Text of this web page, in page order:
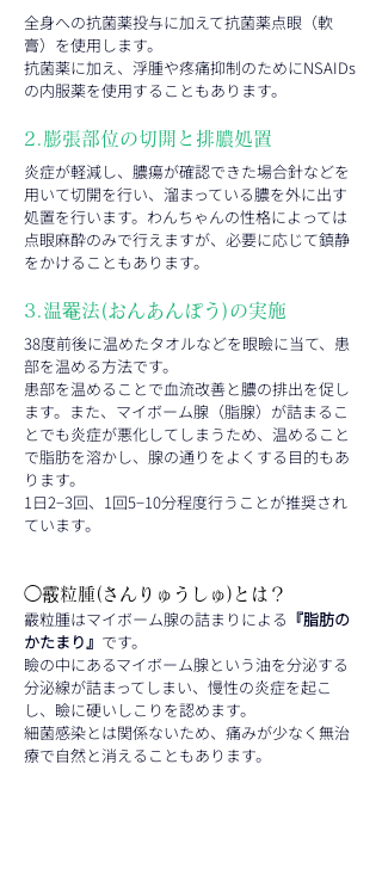
全身への抗菌薬投与に加えて抗菌薬点眼（軟
膏）を使用します。
抗菌薬に加え、浮腫や疼痛抑制のためにNSAIDs
の内服薬を使用することもあります。
2.膨張部位の切開と排膿処置
炎症が軽減し、膿瘍が確認できた場合針などを
用いて切開を行い、溜まっている膿を外に出す
処置を行います。わんちゃんの性格によっては
点眼麻酔のみで行えますが、必要に応じて鎮静
をかけることもあります。
3.温罨法(おんあんぽう)の実施
38度前後に温めたタオルなどを眼瞼に当て、患
部を温める方法です。
患部を温めることで血流改善と膿の排出を促し
ます。また、マイボーム腺（脂腺）が詰まるこ
とでも炎症が悪化してしまうため、温めること
で脂肪を溶かし、腺の通りをよくする目的もあ
ります。
1日2−3回、1回5−10分程度行うことが推奨され
ています。
◯霰粒腫(さんりゅうしゅ)とは？
霰粒腫はマイボーム腺の詰まりによる 『脂肪の
かたまり』 です。
瞼の中にあるマイボーム腺という油を分泌する
分泌線が詰まってしまい、慢性の炎症を起こ
し、瞼に硬いしこりを認めます。
細菌感染とは関係ないため、痛みが少なく無治
療で自然と消えることもあります。